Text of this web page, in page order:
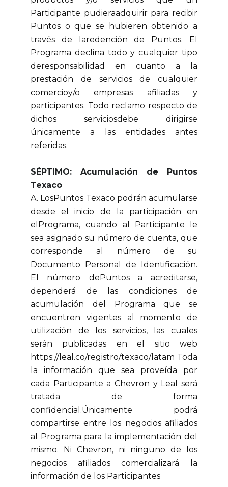
Participante pudieraadquirir para recibir
Puntos o que se hubieren obtenido a
través de laredención de Puntos. El
Programa declina todo y cualquier tipo
deresponsabilidad en cuanto a la
prestación de servicios de cualquier
comercioy/o empresas afiliadas y
participantes. Todo reclamo respecto de
dichos serviciosdebe dirigirse
únicamente a las entidades antes
referidas.
SÉPTIMO: Acumulación de Puntos
Texaco
A. LosPuntos Texaco podrán acumularse
desde el inicio de la participación en
elPrograma, cuando al Participante le
sea asignado su número de cuenta, que
corresponde al número de su
Documento Personal de Identificación.
El número dePuntos a acreditarse,
dependerá de las condiciones de
acumulación del Programa que se
encuentren vigentes al momento de
utilización de los servicios, las cuales
serán publicadas en el sitio web
https://leal.co/registro/texaco/latam Toda
la información que sea proveída por
cada Participante a Chevron y Leal será
tratada de forma
confidencial.Únicamente podrá
compartirse entre los negocios afiliados
al Programa para la implementación del
mismo. Ni Chevron, ni ninguno de los
negocios afiliados comercializará la
información de los Participantes